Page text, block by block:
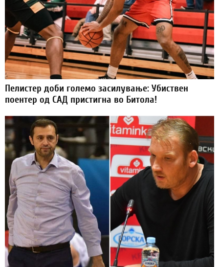
Пелистер доби големо засилување: Убиствен
поентер од САД пристигна во Битола!